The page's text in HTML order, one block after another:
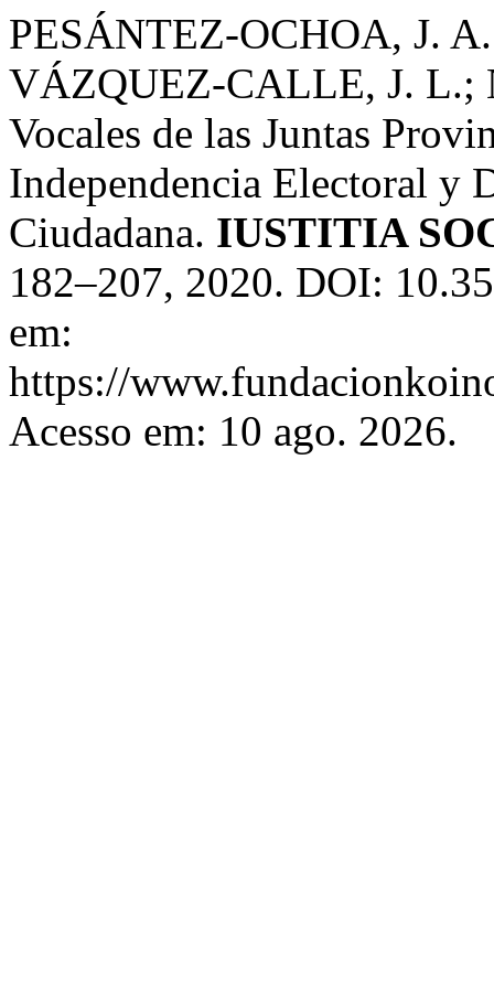
PESÁNTEZ-OCHOA, J.
VÁZQUEZ-CALLE, J. L.;
Vocales de las Juntas
Independencia Electoral y
Ciudadana. IUSTITIA
182–207, 2020. DOI:
em:
https://
Acesso em: 10 ago. 2026.